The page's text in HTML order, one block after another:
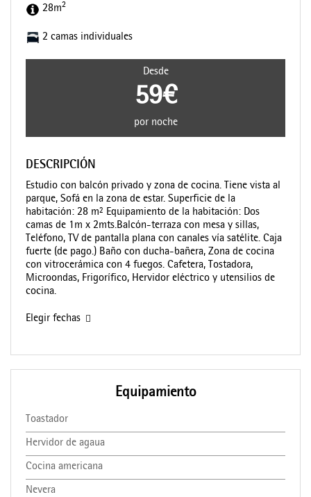
28m2
2 camas individuales
Desde
59€
por noche
DESCRIPCIÓN
Estudio con balcón privado y zona de cocina. Tiene vista al
parque, Sofá en la zona de estar. Superficie de la
habitación: 28 m² Equipamiento de la habitación: Dos
camas de 1m x 2mts.Balcón-terraza con mesa y sillas,
Teléfono, TV de pantalla plana con canales vía satélite. Caja
fuerte (de pago.) Baño con ducha-bañera, Zona de cocina
con vitrocerámica con 4 fuegos. Cafetera, Tostadora,
Microondas, Frigorífico, Hervidor eléctrico y utensilios de
cocina.
Elegir fechas
Equipamiento
Toastador
Hervidor de agaua
Cocina americana
Nevera